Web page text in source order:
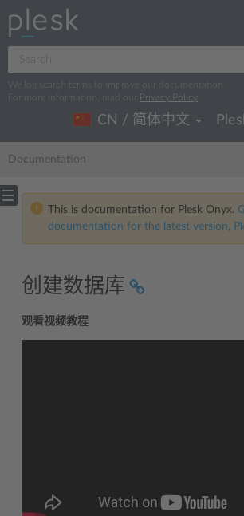
We log search terms to improve our documentation.
For more information, read our
Privacy Policy
CN / 简体中文
Documentation
This is documentation for Plesk Onyx.
documentation for the latest version,
创建数据库
观看视频教程